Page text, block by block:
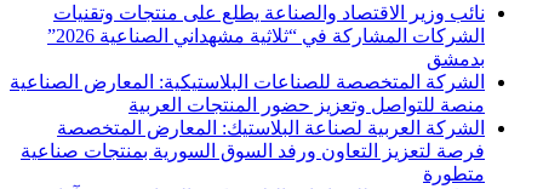
نائب وزير الاقتصاد والصناعة يطلع على منتجات وتقنيات
الشركات المشاركة في “ثلاثية مشهداني الصناعية 2026”
بدمشق
الشركة المتخصصة للصناعات البلاستيكية: المعارض الصناعية
منصة للتواصل وتعزيز حضور المنتجات العربية
الشركة العربية لصناعة البلاستيك: المعارض المتخصصة
فرصة لتعزيز التعاون ورفد السوق السورية بمنتجات صناعية
متطورة